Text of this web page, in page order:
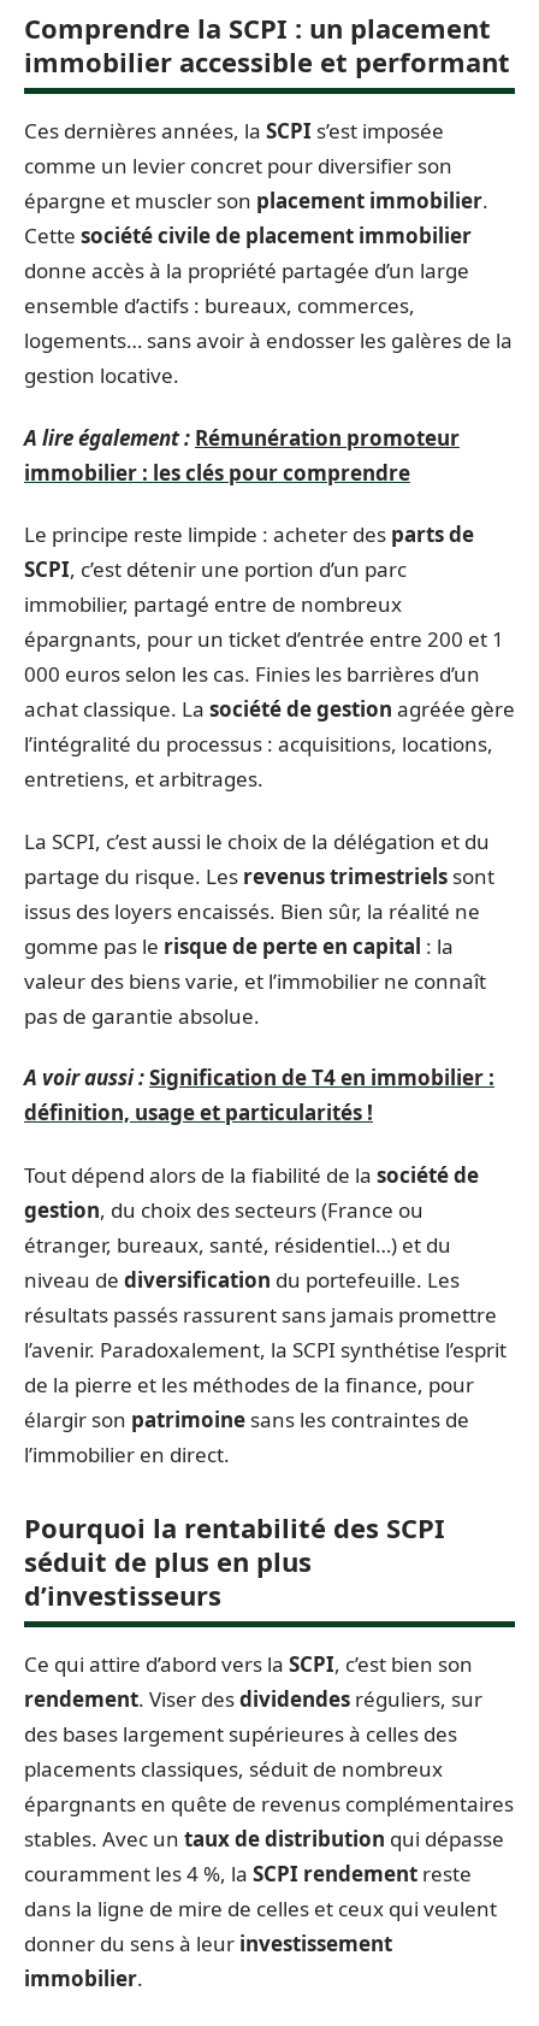
Comprendre la SCPI : un placement
immobilier accessible et performant
Ces dernières années, la SCPI s’est imposée
comme un levier concret pour diversifier son
épargne et muscler son placement immobilier.
Cette société civile de placement immobilier
donne accès à la propriété partagée d’un large
ensemble d’actifs : bureaux, commerces,
logements… sans avoir à endosser les galères de la
gestion locative.
A lire également : Rémunération promoteur
immobilier : les clés pour comprendre
Le principe reste limpide : acheter des parts de
SCPI, c’est détenir une portion d’un parc
immobilier, partagé entre de nombreux
épargnants, pour un ticket d’entrée entre 200 et 1
000 euros selon les cas. Finies les barrières d’un
achat classique. La société de gestion agréée gère
l’intégralité du processus : acquisitions, locations,
entretiens, et arbitrages.
La SCPI, c’est aussi le choix de la délégation et du
partage du risque. Les revenus trimestriels sont
issus des loyers encaissés. Bien sûr, la réalité ne
gomme pas le risque de perte en capital : la
valeur des biens varie, et l’immobilier ne connaît
pas de garantie absolue.
A voir aussi :Signification de T4 en immobilier :
définition, usage et particularités !
Tout dépend alors de la fiabilité de la société de
gestion, du choix des secteurs (France ou
étranger, bureaux, santé, résidentiel…) et du
niveau de diversification du portefeuille. Les
résultats passés rassurent sans jamais promettre
l’avenir. Paradoxalement, la SCPI synthétise l’esprit
de la pierre et les méthodes de la finance, pour
élargir son patrimoine sans les contraintes de
l’immobilier en direct.
Pourquoi la rentabilité des SCPI
séduit de plus en plus
d’investisseurs
Ce qui attire d’abord vers la SCPI, c’est bien son
rendement. Viser desdividendes réguliers, sur
des bases largement supérieures à celles des
placements classiques, séduit de nombreux
épargnants en quête de revenus complémentaires
stables. Avec un taux de distribution qui dépasse
couramment les 4 %, la SCPI rendement reste
dans la ligne de mire de celles et ceux qui veulent
donner du sens à leur investissement
immobilier.